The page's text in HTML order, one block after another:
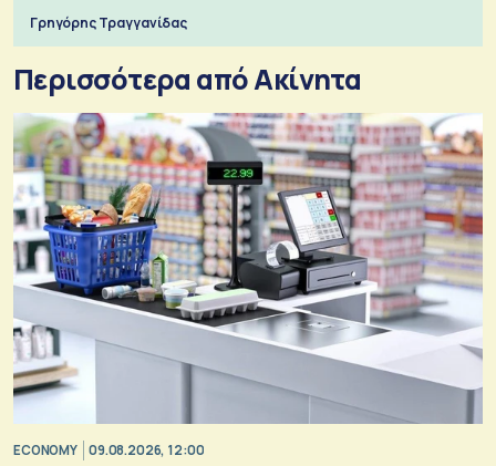
Γρηγόρης Τραγγανίδας
Περισσότερα από Ακίνητα
ECONOMY 09.08.2026, 12:00